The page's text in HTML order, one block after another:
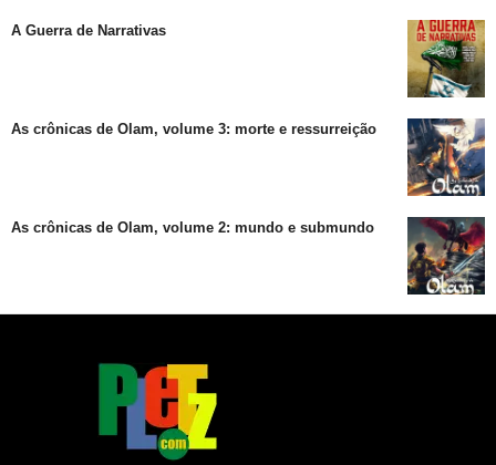
A Guerra de Narrativas
As crônicas de Olam, volume 3: morte e ressurreição
As crônicas de Olam, volume 2: mundo e submundo